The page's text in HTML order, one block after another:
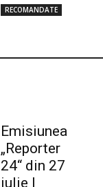
RECOMANDATE
Emisiunea
„Reporter
24“ din 27
iulie |